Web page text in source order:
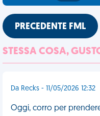
PRECEDENTE FML
STESSA COSA,
Da Recks - 11/05/2026 12:32
Oggi, corro per